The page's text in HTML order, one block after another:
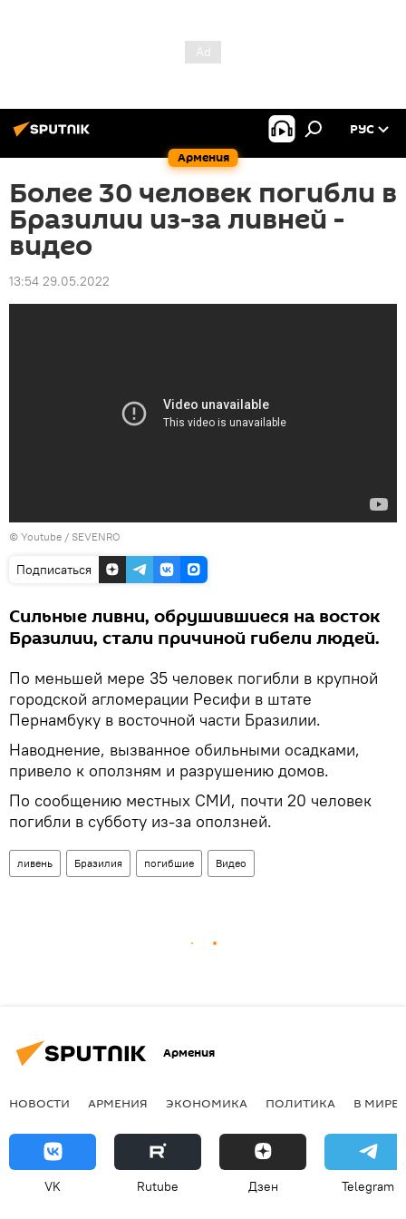
Армения
РУС
Более 30 человек погибли в
Бразилии из-за ливней -
видео
13:54 29.05.2022
© Youtube / SEVENRO
Подписаться
Сильные ливни, обрушившиеся на восток
Бразилии, стали причиной гибели людей.
По меньшей мере 35 человек погибли в крупной
городской агломерации Ресифи в штате
Пернамбуку в восточной части Бразилии.
Наводнение, вызванное обильными осадками,
привело к оползням и разрушению домов.
По сообщению местных СМИ, почти 20 человек
погибли в субботу из-за оползней.
ливень Бразилия погибшие Видео
Армения
НОВОСТИ АРМЕНИЯ ЭКОНОМИКА ПОЛИТИКА В МИРЕ
VK Rutube Дзен Telegram